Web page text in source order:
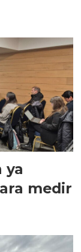
ya
medir